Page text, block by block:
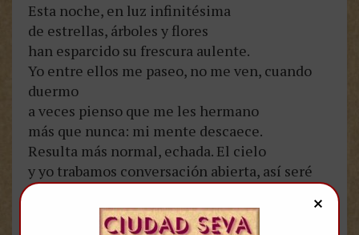
Esta noche, en luz infinitésima
de estrellas, árboles y flores
han esparcido su frescura aulente.
Yo entre ellos me paseo, no me ven, cuando
duermo
a veces pienso que me les hermano
más que nunca: mi mente descaece.
Resulta más normal, echada. El cielo
y yo trabamos conversación abierta, así seré
más útil cuando por fin me una con la tierra.
Árbol y flor me tocarán, veránme.